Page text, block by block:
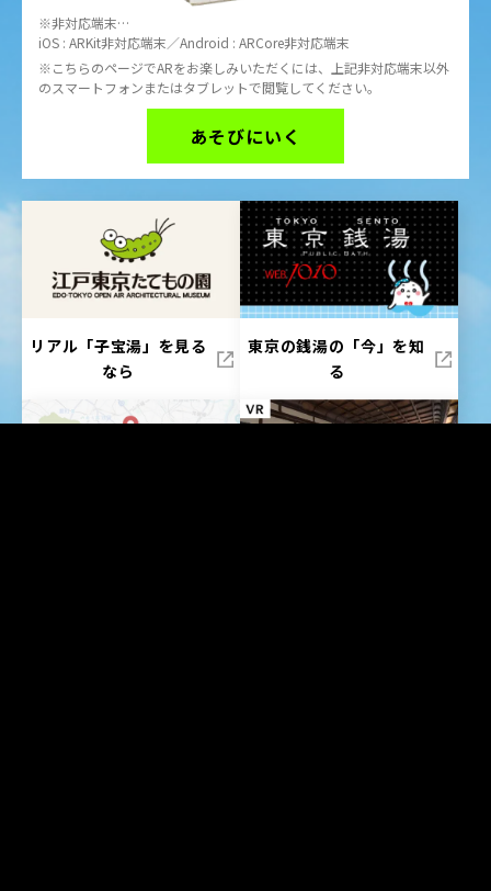
非対応端末…
iOS : ARKit非対応端末／Android : ARCore非対応端末
こちらのページでARをお楽しみいただくには、上記非対応端末以外
のスマートフォンまたはタブレットで閲覧してください。
あそびにいく
リアル「子宝湯」を見る
なら
東京の銭湯の「今」を知
る